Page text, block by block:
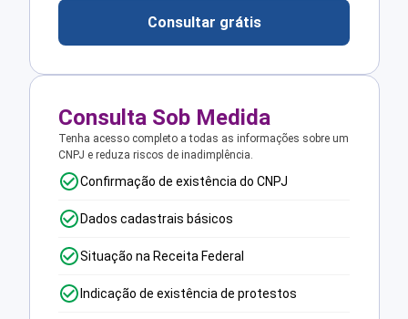
Consultar grátis
Consulta Sob Medida
Tenha acesso completo a todas as informações sobre um
CNPJ e reduza riscos de inadimplência.
Confirmação de existência do CNPJ
Dados cadastrais básicos
Situação na Receita Federal
Indicação de existência de protestos